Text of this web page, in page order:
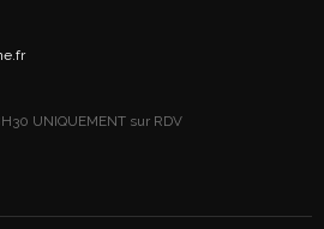
UNIQUEMENT sur RDV